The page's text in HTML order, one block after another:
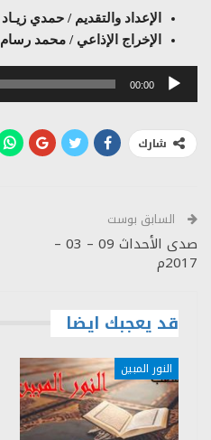
الإعداد والتقديم / حمدي زيـاد
الإخراج الإذاعي / محمد رسام
مشغل
00:00
شارك
السابق بوست
صدى الأحداث 09 – 03 –
2017م
قد يعجبك ايضا
النور المبين